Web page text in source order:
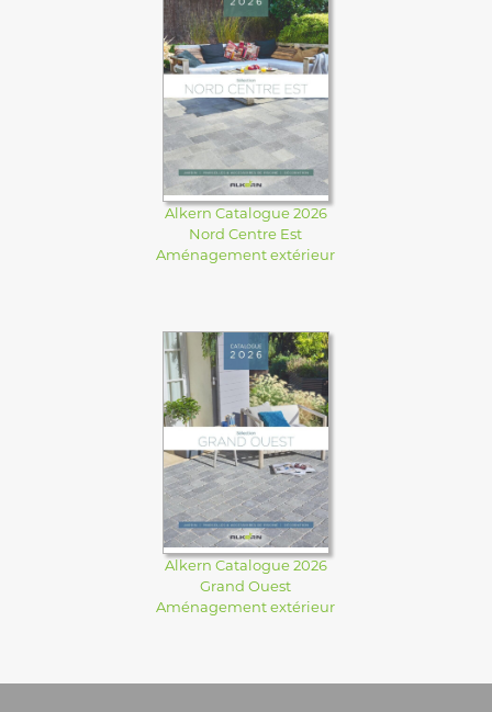
Alkern Catalogue 2026
Nord Centre Est
Aménagement extérieur
Alkern Catalogue 2026
Grand Ouest
Aménagement extérieur